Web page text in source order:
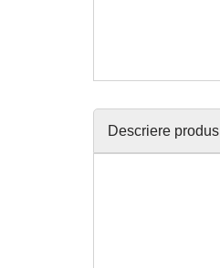
Descriere produs